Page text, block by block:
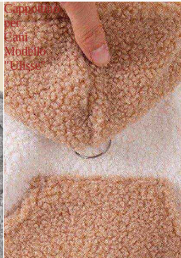
Cappottino
per
Cani
Modello
"Ulisse"